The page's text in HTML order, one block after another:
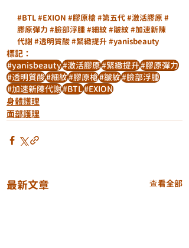
#BTL#EXION #膠原槍#第五代#激活膠原#
膠原彈力 #臉部浮腫#細紋#皺紋#加速新陳
代謝#透明質酸#緊緻提升#yanisbeauty
標記：
#yanisbeauty#激活膠原#緊緻提升#膠原彈力
#透明質酸#細紋#膠原槍#皺紋#臉部浮腫
#加速新陳代謝#BTL#EXION
身體護理
面部護理
最新文章 查看全部